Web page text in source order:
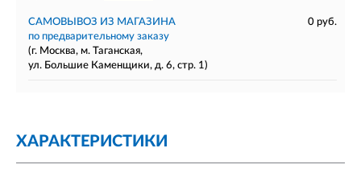
САМОВЫВОЗ ИЗ МАГАЗИНА
0 руб.
по предварительному заказу
(г. Москва, м. Таганская,
ул. Большие Каменщики, д. 6, стр. 1)
ХАРАКТЕРИСТИКИ